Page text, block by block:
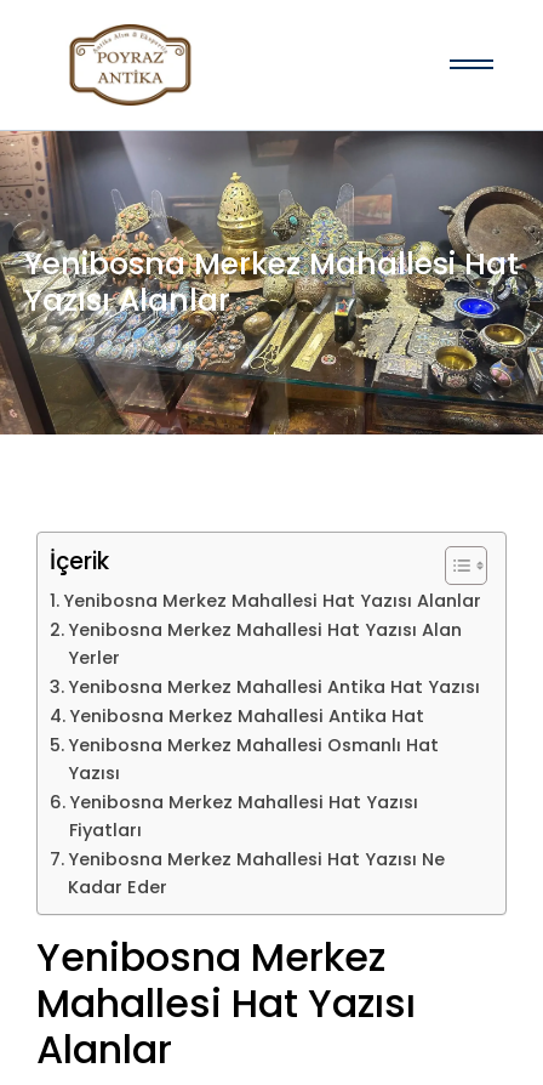
Yenibosna Merkez Mahallesi Hat
Yazısı Alanlar
İçerik
Yenibosna Merkez Mahallesi Hat Yazısı Alanlar
Yenibosna Merkez Mahallesi Hat Yazısı Alan
Yerler
Yenibosna Merkez Mahallesi Antika Hat Yazısı
Yenibosna Merkez Mahallesi Antika Hat
Yenibosna Merkez Mahallesi Osmanlı Hat
Yazısı
Yenibosna Merkez Mahallesi Hat Yazısı
Fiyatları
Yenibosna Merkez Mahallesi Hat Yazısı Ne
Kadar Eder
Yenibosna Merkez
Mahallesi Hat Yazısı
Alanlar